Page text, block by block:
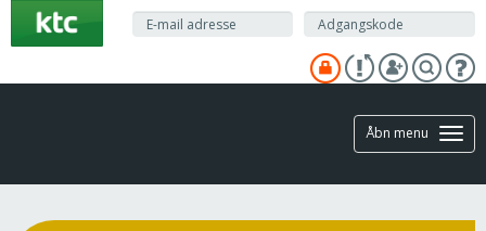
hovedindhold
Åbn menu